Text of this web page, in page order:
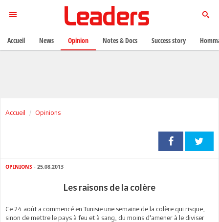
Accueil Opinions
OPINIONS - 25.08.2013
Les raisons de la colère
Ce 24 août a commencé en Tunisie une semaine de la colère qui risque,
sinon de mettre le pays à feu et à sang, du moins d'amener à le diviser
Accueil News Opinion Notes & Docs Success story